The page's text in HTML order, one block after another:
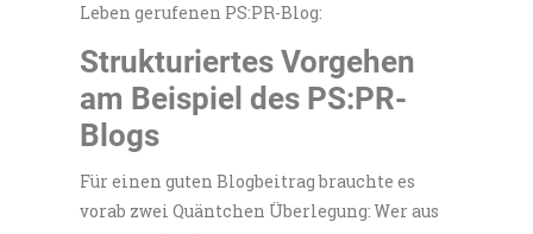
Leben gerufenen PS:PR-Blog:
Strukturiertes Vorgehen
am Beispiel des PS:PR-
Blogs
Für einen guten Blogbeitrag brauchte es
vorab zwei Quäntchen Überlegung: Wer aus